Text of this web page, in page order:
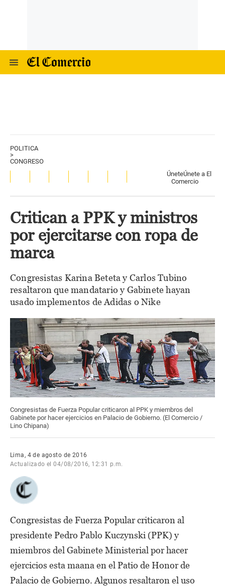
POLITICA
>
CONGRESO
ÚneteÚnete a El
Comercio
Critican a PPK y ministros
por ejercitarse con ropa de
marca
Congresistas Karina Beteta y Carlos Tubino
resaltaron que mandatario y Gabinete hayan
usado implementos de Adidas o Nike
Congresistas de Fuerza Popular criticaron al PPK y miembros del
Gabinete por hacer ejercicios en Palacio de Gobierno. (El Comercio /
Lino Chipana)
Lima, 4 de agosto de 2016
Actualizado el 04/08/2016, 12:31 p.m.
Congresistas de Fuerza Popular criticaron al
presidente Pedro Pablo Kuczynski (PPK) y
miembros del Gabinete Ministerial por hacer
ejercicios esta maana en el Patio de Honor de
Palacio de Gobierno. Algunos resaltaron el uso